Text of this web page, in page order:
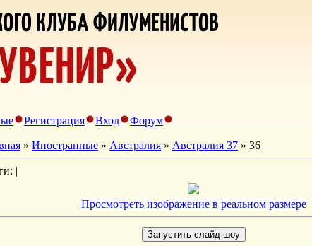
Регистрация Вход
Форум
» Иностранные » Австралия » Австралия 37 » 36
|
Просмотреть изображение в реальном размере